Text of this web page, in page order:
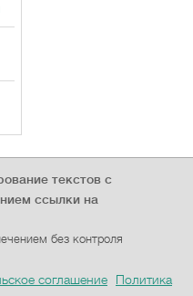
текстов с
ссылки на
без контроля
соглашение
Политика